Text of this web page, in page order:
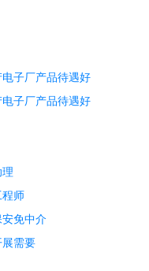
子厂产品待遇好
子厂产品待遇好
师
免中介
需要